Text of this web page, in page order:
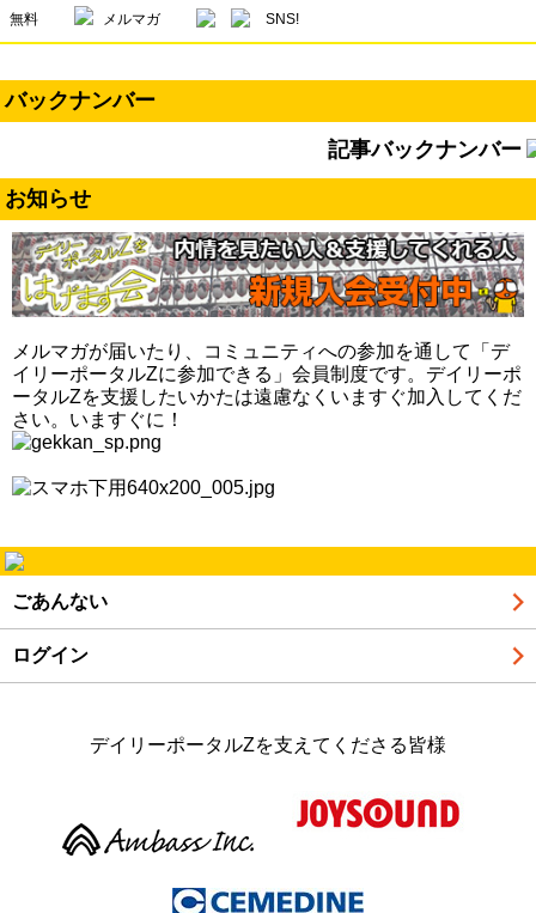
無料 メルマガ SNS!
バックナンバー
記事バックナンバー
お知らせ
メルマガが届いたり、コミュニティへの参加を通して「デ
イリーポータルZに参加できる」会員制度です。デイリーポ
ータルZを支援したいかたは遠慮なくいますぐ加入してくだ
さい。いますぐに！
ごあんない
ログイン
デイリーポータルZを支えてくださる皆様